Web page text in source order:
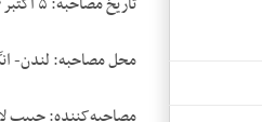
محل مصاحبه: لندن-